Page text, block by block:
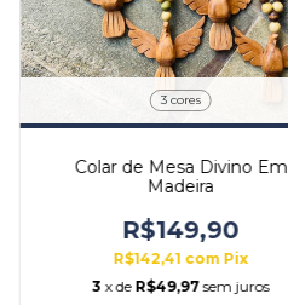
3 cores
Colar de Mesa Divino Em
Madeira
R$149,90
R$142,41 com Pix
3 x de R$49,97 sem juros